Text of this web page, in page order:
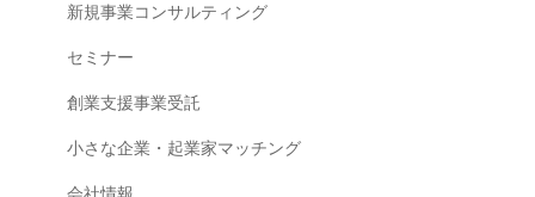
新規事業コンサルティング
セミナー
創業支援事業受託
小さな企業・起業家マッチング
会社情報